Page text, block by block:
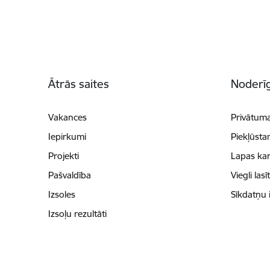
Ātrās saites
Vakances
Iepirkumi
Projekti
Pašvaldība
Izsoles
Izsoļu rezultāti
Lapas
Viegli lasīt
Sīkdatņu